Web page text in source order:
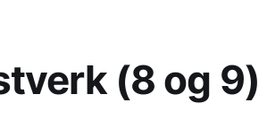
(8 og 9)